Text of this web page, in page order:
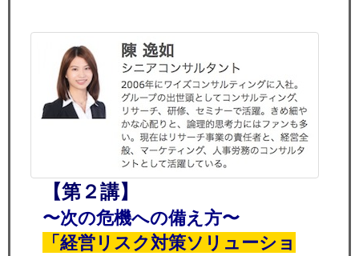
【第２講】
〜次の危機への備え方〜
「経営リスク対策ソリューショ